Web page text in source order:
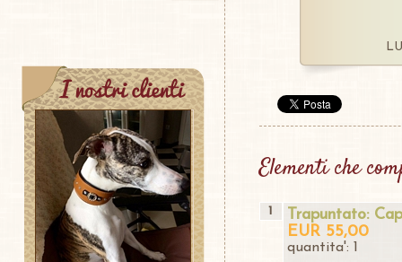
Elementi che
1
Trapuntato:
EUR 55,00
quantita': 1